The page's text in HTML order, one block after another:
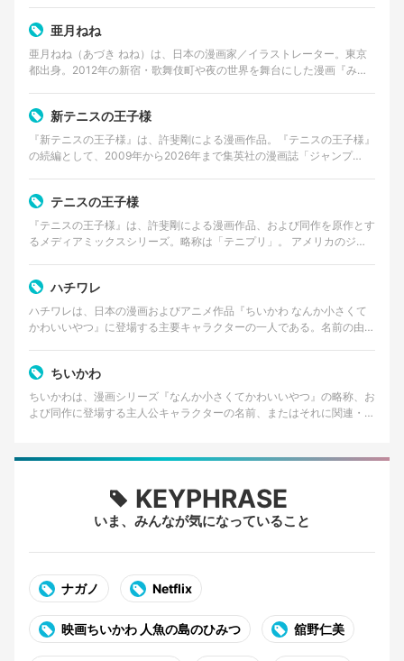
亜月ねね
亜月ねね（あづき ねね）は、日本の漫画家／イラストレーター。東京
都出身。2012年の新宿・歌舞伎町や夜の世界を舞台にした漫画『みい
新テニスの王子様
『新テニスの王子様』は、許斐剛による漫画作品。『テニスの王子様』
の続編として、2009年から2026年まで集英社の漫画誌「ジャンプ
テニスの王子様
『テニスの王子様』は、許斐剛による漫画作品、および同作を原作とす
るメディアミックスシリーズ。略称は「テニプリ」。 アメリカのジュ
ハチワレ
ハチワレは、日本の漫画およびアニメ作品『ちいかわ なんか小さくて
かわいいやつ』に登場する主要キャラクターの一人である。名前の由来
ちいかわ
ちいかわは、漫画シリーズ『なんか小さくてかわいいやつ』の略称、お
よび同作に登場する主人公キャラクターの名前、またはそれに関連・付
KEYPHRASE
いま、みんなが気になっていること
ナガノ Netflix
映画ちいかわ 人魚の島のひみつ 舘野仁美